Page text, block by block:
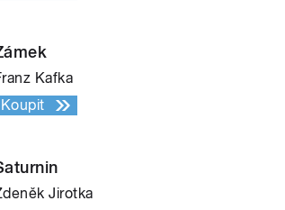
Kafka
Koupit
Jirotka